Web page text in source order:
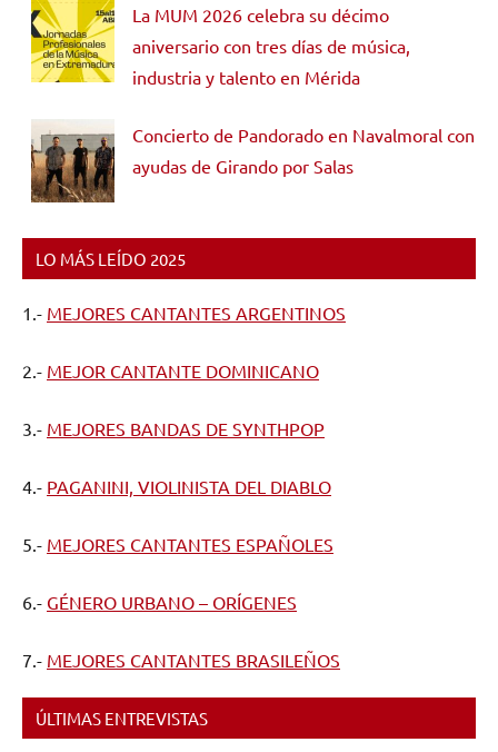
La MUM 2026 celebra su décimo
aniversario con tres días de música,
industria y talento en Mérida
Concierto de Pandorado en Navalmoral con
ayudas de Girando por Salas
LO MÁS LEÍDO 2025
1.- MEJORES CANTANTES ARGENTINOS
2.- MEJOR CANTANTE DOMINICANO
3.- MEJORES BANDAS DE SYNTHPOP
4.- PAGANINI, VIOLINISTA DEL DIABLO
5.- MEJORES CANTANTES ESPAÑOLES
6.- GÉNERO URBANO – ORÍGENES
7.- MEJORES CANTANTES BRASILEÑOS
ÚLTIMAS ENTREVISTAS